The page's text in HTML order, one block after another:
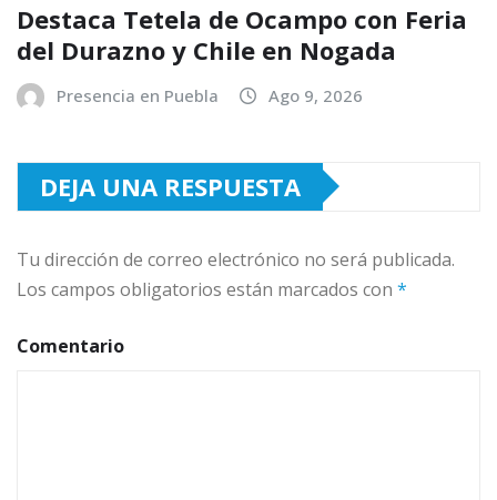
Destaca Tetela de Ocampo con Feria
del Durazno y Chile en Nogada
Presencia en Puebla Ago 9, 2026
DEJA UNA RESPUESTA
Tu dirección de correo electrónico no será publicada.
Los campos obligatorios están marcados con *
Comentario